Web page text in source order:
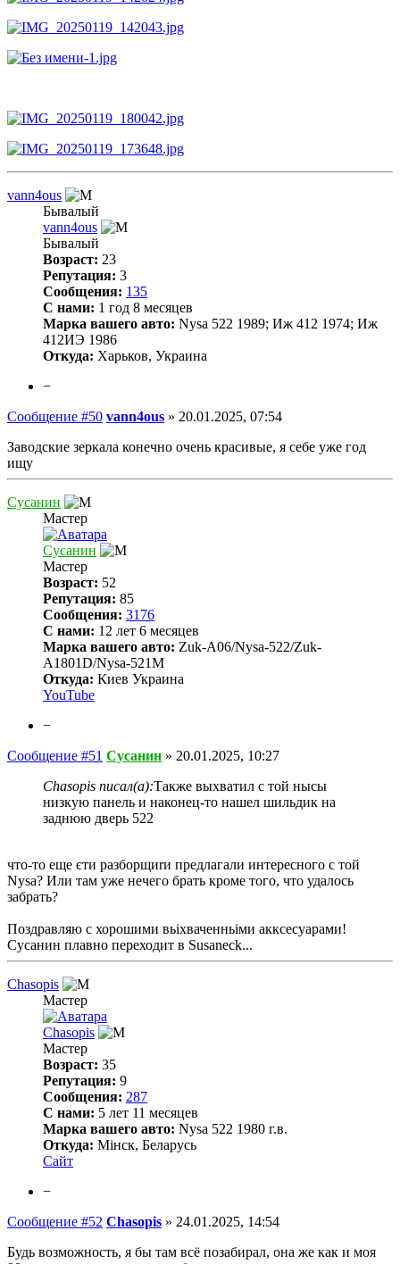
vann4ous
Бывалый
vann4ous
Бывалый
Возраст: 23
Репутация: 3
Сообщения: 135
С нами: 1 год 8 месяцев
Марка вашего авто: Nysa 522 1989; Иж 412 1974; Иж
412ИЭ 1986
Откуда: Харьков, Украина
−
Сообщение #50 vann4ous » 20.01.2025, 07:54
Заводские зеркала конечно очень красивые, я себе уже год
ищу
Сусанин
Мастер
Сусанин
Мастер
Возраст: 52
Репутация: 85
Сообщения: 3176
С нами: 12 лет 6 месяцев
Марка вашего авто: Zuk-A06/Nysa-522/Zuk-
A1801D/Nysa-521M
Откуда: Киев Украина
YouTube
−
Сообщение #51 Сусанин » 20.01.2025, 10:27
Chasopis писал(а):Также выхватил с той нысы
низкую панель и наконец-то нашел шильдик на
заднюю дверь 522
что-то еще єти разборщиrи предлагали интересного с той
Nysa? Или там уже нечего брать кроме того, что удалось
забрать?
Поздравляю с хорошими вьіхваченньіми акксесуарами!
Сусанин плавно переходит в Susaneck...
Chasopis
Мастер
Chasopis
Мастер
Возраст: 35
Репутация: 9
Сообщения: 287
С нами: 5 лет 11 месяцев
Марка вашего авто: Nysa 522 1980 г.в.
Откуда: Мінск, Беларусь
Сайт
−
Сообщение #52 Chasopis » 24.01.2025, 14:54
Будь возможность, я бы там всё позабирал, она же как и моя